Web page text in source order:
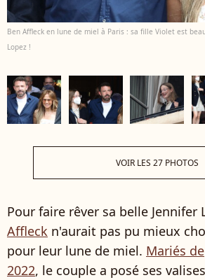
Ben Affleck en lune de miel à Paris : sa fille Violet est
Lopez !
VOIR LES 27 PHOTOS
Pour faire rêver sa belle Jennifer
Affleck n'aurait pas pu mieux
pour leur lune de miel. Mariés
2022, le couple a posé ses